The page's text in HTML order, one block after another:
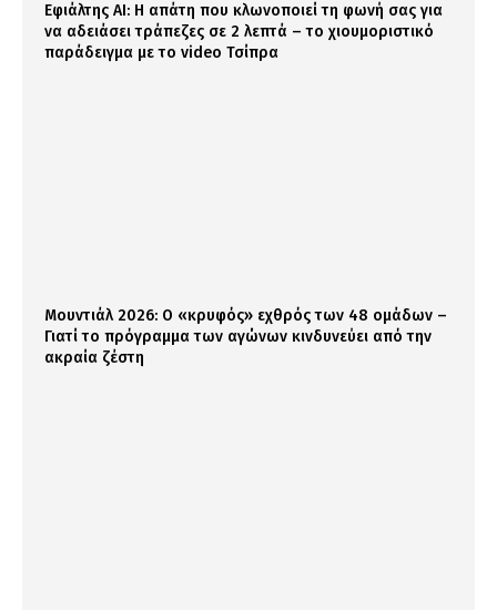
Εφιάλτης AI: Η απάτη που κλωνοποιεί τη φωνή σας για
να αδειάσει τράπεζες σε 2 λεπτά – το χιουμοριστικό
παράδειγμα με το video Τσίπρα
Μουντιάλ 2026: Ο «κρυφός» εχθρός των 48 ομάδων –
Γιατί το πρόγραμμα των αγώνων κινδυνεύει από την
ακραία ζέστη